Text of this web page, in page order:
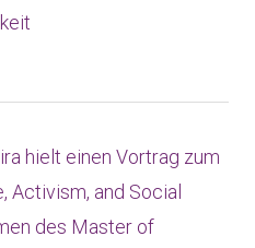
hielt einen Vortrag zum
Activism, and Social
des Master of